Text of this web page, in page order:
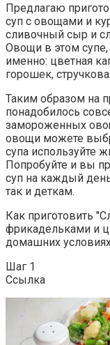
Предлагаю
суп с овощами и
сливочный сыр и
Овощи в этом
именно: цветная
горошек,
Таким образом на
понадобилось
замороженных
овощи можете
супа используйте
Попробуйте и вы
суп на каждый
так и деткам.
Как приготовить
фрикадельками и
домашних
Шаг 1
Ссылка